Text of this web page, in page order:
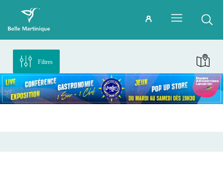
Filtres